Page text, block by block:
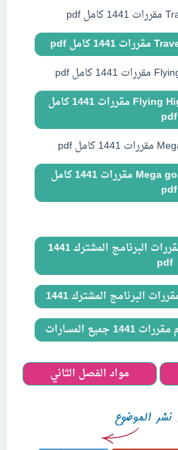
حل كتاب الانجليزي Flying High 5 مقررات 1441 كامل
pdf
حل كتاب الانجليزي Mega goal 5 مقررات 1441 كامل
pdf
جميع كتب مواد نظام المقررات البرنامج المشترك 1441
pdf
البرنامج المشترك 1441
المسارات
مواد الفصل الثاني